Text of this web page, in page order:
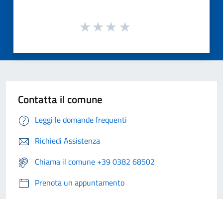
Contatta il comune
Leggi le domande frequenti
Richiedi Assistenza
Chiama il comune +39 0382 68502
Prenota un appuntamento